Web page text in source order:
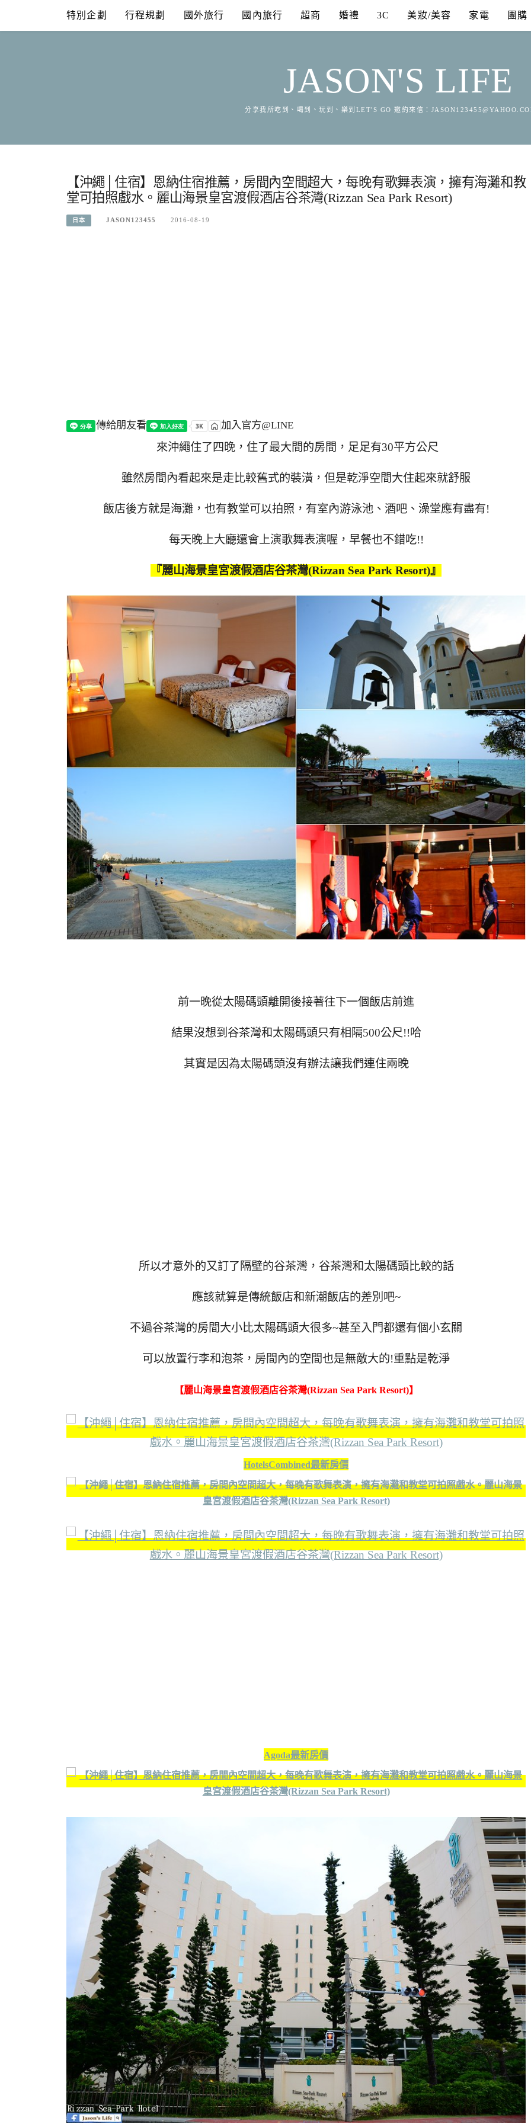
content
特別企劃 行程規劃 國外旅行 國內旅行 超商 婚禮 3C 美妝/美容 家電 團購
JASON'S LIFE
分享我所吃到、喝到、玩到、樂到LET'S GO 邀約來信：
【沖繩│住宿】恩納住宿推薦，房間內空間超大，每晚有歌舞表演，擁有海灘和教
堂可拍照戲水。麗山海景皇宮渡假酒店谷茶灣(Rizzan Sea Park Resort)
日本 JASON123455 2016-08-19
傳給朋友看 加入官方@LINE
來沖繩住了四晚，住了最大間的房間，足足有30平方公尺
雖然房間內看起來是走比較舊式的裝潢，但是乾淨空間大住起來就舒服
飯店後方就是海灘，也有教堂可以拍照，有室內游泳池、酒吧、澡堂應有盡有!
每天晚上大廳還會上演歌舞表演喔，早餐也不錯吃!!
『麗山海景皇宮渡假酒店谷茶灣(Rizzan Sea Park Resort)』
前一晚從太陽碼頭離開後接著往下一個飯店前進
結果沒想到谷茶灣和太陽碼頭只有相隔500公尺!!哈
其實是因為太陽碼頭沒有辦法讓我們連住兩晚
所以才意外的又訂了隔壁的谷茶灣，谷茶灣和太陽碼頭比較的話
應該就算是傳統飯店和新潮飯店的差別吧~
不過谷茶灣的房間大小比太陽碼頭大很多~甚至入門都還有個小玄關
可以放置行李和泡茶，房間內的空間也是無敵大的!重點是乾淨
【麗山海景皇宮渡假酒店谷茶灣(Rizzan Sea Park Resort)】
HotelsCombined最新房價
Agoda最新房價